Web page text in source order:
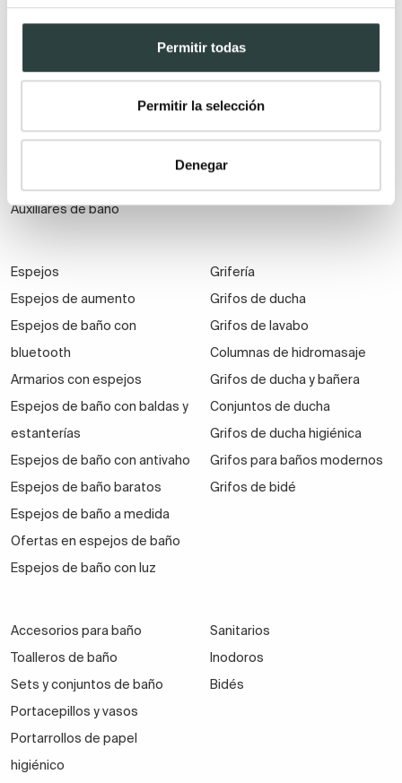
Permitir todas
Permitir la selección
Denegar
Muebles de baño Salgar
reducido
suspendidos
Auxiliares de baño
Lavabos encastrados
Lavabos suspendidos
Lavabos dobles
Espejos
Espejos de aumento
Espejos de baño con
bluetooth
Armarios con espejos
Espejos de baño con baldas y
estanterías
Espejos de baño con antivaho
Espejos de baño baratos
Espejos de baño a medida
Ofertas en espejos de baño
Espejos de baño con luz
Grifería
Grifos de ducha
Grifos de lavabo
Columnas de hidromasaje
Grifos de ducha y bañera
Conjuntos de ducha
Grifos de ducha higiénica
Grifos para baños modernos
Grifos de bidé
Accesorios para baño
Toalleros de baño
Sets y conjuntos de baño
Portacepillos y vasos
Portarrollos de papel
higiénico
Sanitarios
Inodoros
Bidés